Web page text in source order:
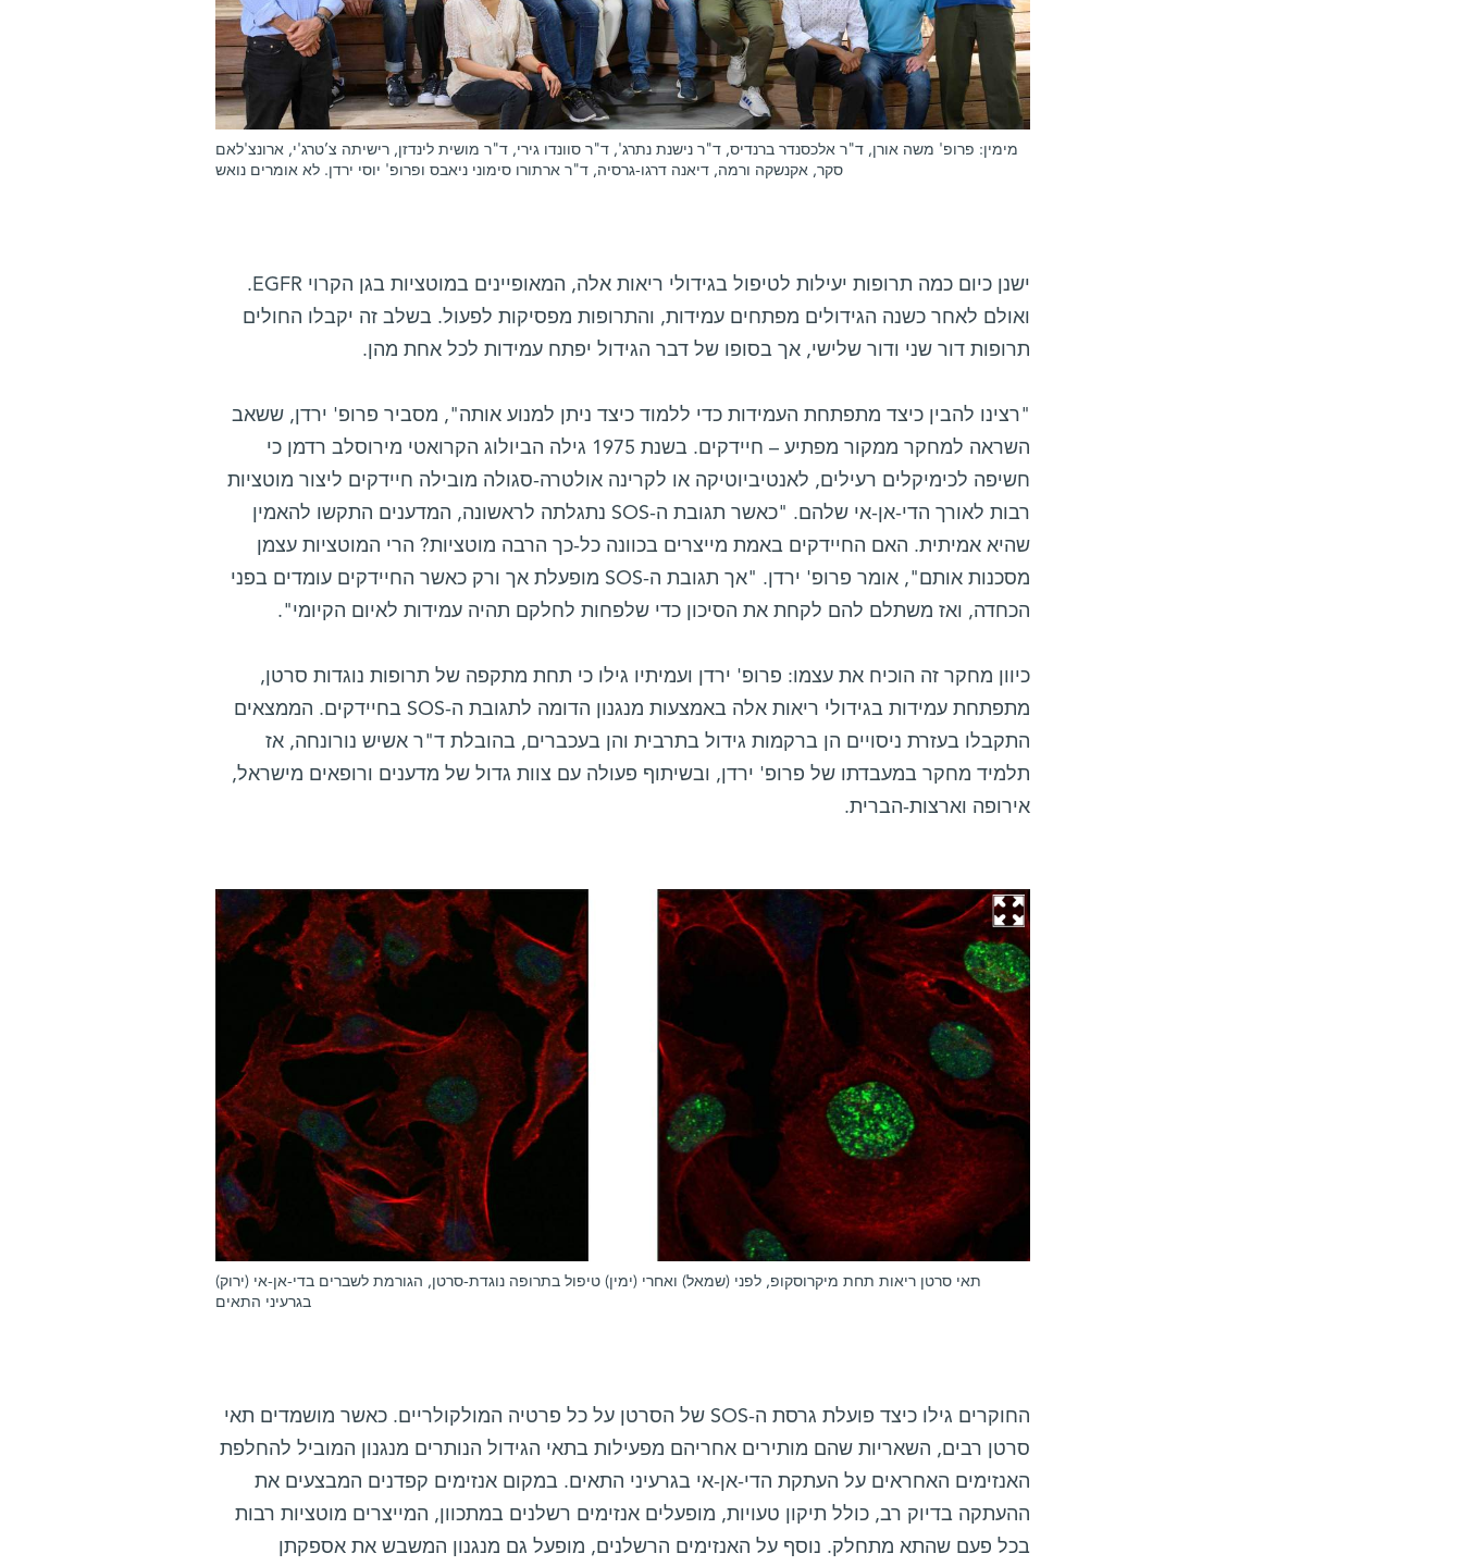
מימין: פרופ' משה אורן, ד"ר אלכסנדר ברנדיס, ד"ר נישנת נתרג', ד"ר סוונדו גירי, ד"ר מושית לינדזן, רישיתה צ’טרג'י, ארונצ'לאם
סקר, אקנשקה ורמה, דיאנה דרגו-גרסיה, ד"ר ארתורו סימוני ניאבס ופרופ' יוסי ירדן. לא אומרים נואש
ישנן כיום כמה תרופות יעילות לטיפול בגידולי ריאות אלה, המאופיינים במוטציות בגן הקרוי EGFR.
ואולם לאחר כשנה הגידולים מפתחים עמידות, והתרופות מפסיקות לפעול. בשלב זה יקבלו החולים
תרופות דור שני ודור שלישי, אך בסופו של דבר הגידול יפתח עמידות לכל אחת מהן.
"רצינו להבין כיצד מתפתחת העמידות כדי ללמוד כיצד ניתן למנוע אותה", מסביר פרופ' ירדן, ששאב
השראה למחקר ממקור מפתיע – חיידקים. בשנת 1975 גילה הביולוג הקרואטי מירוסלב רדמן כי
חשיפה לכימיקלים רעילים, לאנטיביוטיקה או לקרינה אולטרה-סגולה מובילה חיידקים ליצור מוטציות
רבות לאורך הדי-אן-אי שלהם. "כאשר תגובת ה-SOS נתגלתה לראשונה, המדענים התקשו להאמין
שהיא אמיתית. האם החיידקים באמת מייצרים בכוונה כל-כך הרבה מוטציות? הרי המוטציות עצמן
מסכנות אותם", אומר פרופ' ירדן. "אך תגובת ה-SOS מופעלת אך ורק כאשר החיידקים עומדים בפני
הכחדה, ואז משתלם להם לקחת את הסיכון כדי שלפחות לחלקם תהיה עמידות לאיום הקיומי".
כיוון מחקר זה הוכיח את עצמו: פרופ' ירדן ועמיתיו גילו כי תחת מתקפה של תרופות נוגדות סרטן,
מתפתחת עמידות בגידולי ריאות אלה באמצעות מנגנון הדומה לתגובת ה-SOS בחיידקים. הממצאים
התקבלו בעזרת ניסויים הן ברקמות גידול בתרבית והן בעכברים, בהובלת ד"ר אשיש נורונחה, אז
תלמיד מחקר במעבדתו של פרופ' ירדן, ובשיתוף פעולה עם צוות גדול של מדענים ורופאים מישראל,
אירופה וארצות-הברית.
תאי סרטן ריאות תחת מיקרוסקופ, לפני (שמאל) ואחרי (ימין) טיפול בתרופה נוגדת-סרטן, הגורמת לשברים בדי-אן-אי (ירוק)
בגרעיני התאים
החוקרים גילו כיצד פועלת גרסת ה-SOS של הסרטן על כל פרטיה המולקולריים. כאשר מושמדים תאי
סרטן רבים, השאריות שהם מותירים אחריהם מפעילות בתאי הגידול הנותרים מנגנון המוביל להחלפת
האנזימים האחראים על העתקת הדי-אן-אי בגרעיני התאים. במקום אנזימים קפדנים המבצעים את
ההעתקה בדיוק רב, כולל תיקון טעויות, מופעלים אנזימים רשלנים במתכוון, המייצרים מוטציות רבות
בכל פעם שהתא מתחלק. נוסף על האנזימים הרשלנים, מופעל גם מנגנון המשבש את אספקתן